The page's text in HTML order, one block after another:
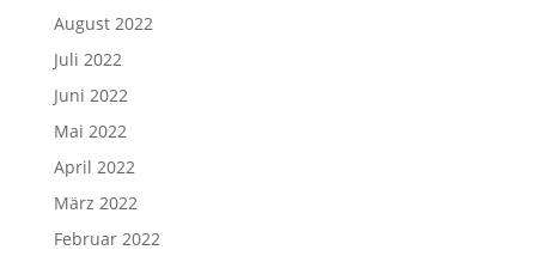
August 2022
Juli 2022
Juni 2022
Mai 2022
April 2022
März 2022
Februar 2022